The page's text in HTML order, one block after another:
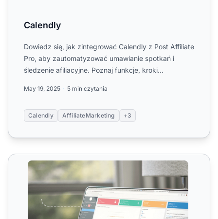
Calendly
Dowiedz się, jak zintegrować Calendly z Post Affiliate
Pro, aby zautomatyzować umawianie spotkań i
śledzenie afiliacyjne. Poznaj funkcje, kroki
May 19, 2025 5 min czytania
Calendly AffiliateMarketing +3
Integracje